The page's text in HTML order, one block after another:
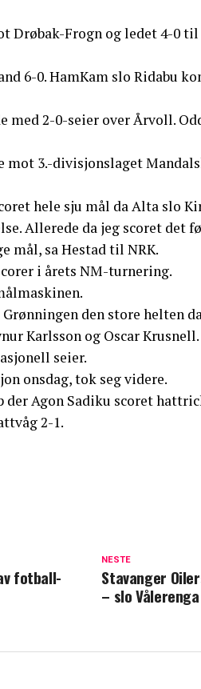
Drøbak-Frogn og ledet 4-0
6-0. HamKam slo Ridabu
med 2-0-seier over Årvoll.
3.-divisjonslaget
hele sju mål da Alta slo
Allerede da jeg scoret det
mål, sa Hestad til NRK.
i årets NM-turnering.
den store helten
Karlsson og Oscar
seier.
onsdag, tok seg videre.
der Agon Sadiku scoret
2-1.
NESTE
Stavanger
– slo
fotball-